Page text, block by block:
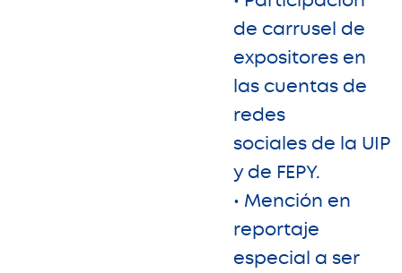
de carrusel de
expositores en
las cuentas de
redes
sociales de la UIP
y de FEPY.
• Mención en
reportaje
especial a ser